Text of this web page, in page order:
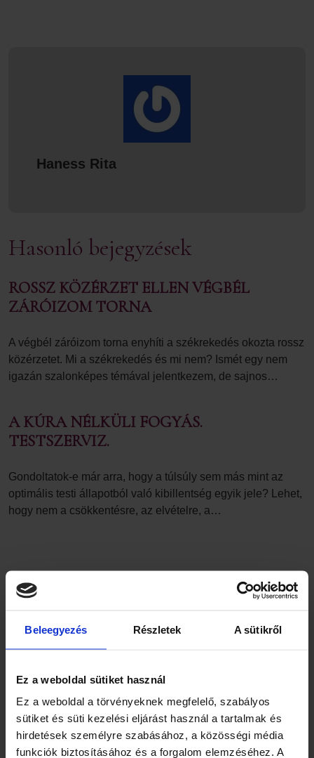
Beleegyezés Részletek A sütikről
Ez a weboldal sütiket használ
Ez a weboldal a törvényeknek megfelelő, szabályos
sütiket és süti kezelési eljárást használ a tartalmak és
hirdetések személyre szabásához, a közösségi média
funkciók biztosításához és a forgalom elemzéséhez. A
Haness Rita
Hasonló bejegyzések
ROSSZ KÖZÉRZET ELLEN VÉGBÉL
ZÁRÓIZOM TORNA
A végbél záróizom torna enyhíti a székrekedés okozta rossz
közérzetet. Mi a székrekedés és mi nem? Ismét egy nem
igazán szalonképes témával jelentkezem, de sajnos…
A KÚRA NÉLKÜLI FOGYÁS.
TESTSZERVIZ.
Gondoltatok-e már arra, hogy a túlsúly sem más mint az
optimális testi állapotból való kibillentség egyik jele? Lehet,
hogy nem a csökkentésre, az elvételre, a…
Legutóbbi hozzászólások
Még nincs hozzászólás. Legyél te az első!